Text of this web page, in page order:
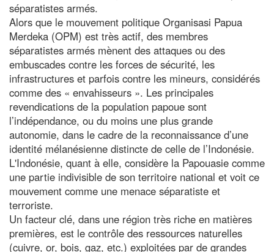
séparatistes armés.
Alors que le mouvement politique Organisasi Papua
Merdeka (OPM) est très actif, des membres
séparatistes armés mènent des attaques ou des
embuscades contre les forces de sécurité, les
infrastructures et parfois contre les mineurs, considérés
comme des « envahisseurs ». Les principales
revendications de la population papoue sont
l’indépendance, ou du moins une plus grande
autonomie, dans le cadre de la reconnaissance d’une
identité mélanésienne distincte de celle de l’Indonésie.
L'Indonésie, quant à elle, considère la Papouasie comme
une partie indivisible de son territoire national et voit ce
mouvement comme une menace séparatiste et
terroriste.
Un facteur clé, dans une région très riche en matières
premières, est le contrôle des ressources naturelles
(cuivre, or, bois, gaz, etc.) exploitées par de grandes